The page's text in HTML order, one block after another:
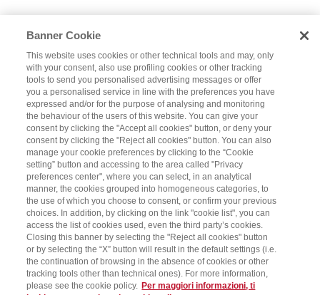
Banner Cookie
This website uses cookies or other technical tools and may, only
with your consent, also use profiling cookies or other tracking
tools to send you personalised advertising messages or offer
you a personalised service in line with the preferences you have
expressed and/or for the purpose of analysing and monitoring
the behaviour of the users of this website. You can give your
consent by clicking the "Accept all cookies" button, or deny your
consent by clicking the "Reject all cookies" button. You can also
manage your cookie preferences by clicking to the “Cookie
setting” button and accessing to the area called "Privacy
preferences center", where you can select, in an analytical
manner, the cookies grouped into homogeneous categories, to
the use of which you choose to consent, or confirm your previous
choices. In addition, by clicking on the link "cookie list", you can
access the list of cookies used, even the third party’s cookies.
Closing this banner by selecting the "Reject all cookies" button
or by selecting the “X” button will result in the default settings (i.e.
the continuation of browsing in the absence of cookies or other
tracking tools other than technical ones). For more information,
please see the cookie policy. Per maggiori informazioni, ti